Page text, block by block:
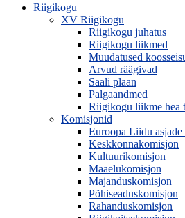
Riigikogu
XV Riigikogu
Riigikogu juhatus
Riigikogu liikmed
Muudatused
Arvud räägivad
Saali plaan
Palgaandmed
Riigikogu liikme hea
Komisjonid
Euroopa Liidu
Keskkonnakomisjon
Kultuurikomisjon
Maaelukomisjon
Majanduskomisjon
Põhiseaduskomisjon
Rahanduskomisjon